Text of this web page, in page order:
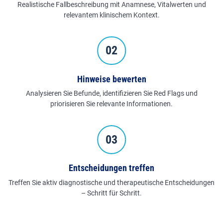
Realistische Fallbeschreibung mit Anamnese, Vitalwerten und
relevantem klinischem Kontext.
Hinweise bewerten
Analysieren Sie Befunde, identifizieren Sie Red Flags und
priorisieren Sie relevante Informationen.
Entscheidungen treffen
Treffen Sie aktiv diagnostische und therapeutische Entscheidungen
– Schritt für Schritt.